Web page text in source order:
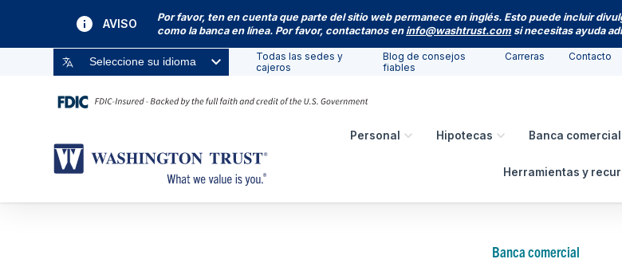
AVISO
Por favor, ten en cuenta que parte del sitio web permanece en inglés. Esto puede incluir
como la banca en línea. Por favor, contactanos en info@washtrust.com si necesitas ayuda
Seleccione su idioma
Todas las sedes y
cajeros
Blog de consejos
fiables
Carreras Contacto
Personal Hipotecas Banca comercial
Herramientas y
Banca comercial